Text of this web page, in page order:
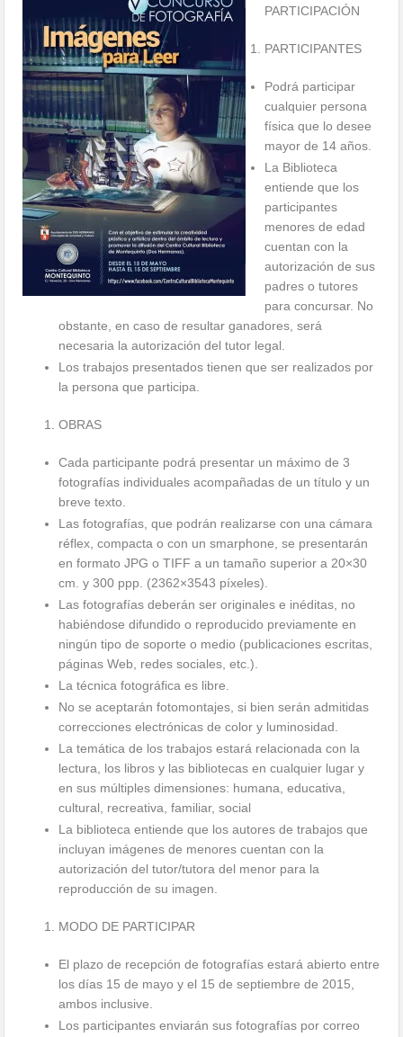
PARTICIPACIÓN
PARTICIPANTES
Podrá participar
cualquier persona
física que lo desee
mayor de 14 años.
La Biblioteca
entiende que los
participantes
menores de edad
cuentan con la
autorización de sus
padres o tutores
para concursar. No
obstante, en caso de resultar ganadores, será
necesaria la autorización del tutor legal.
Los trabajos presentados tienen que ser realizados por
la persona que participa.
OBRAS
Cada participante podrá presentar un máximo de 3
fotografías individuales acompañadas de un título y un
breve texto.
Las fotografías, que podrán realizarse con una cámara
réflex, compacta o con un smarphone, se presentarán
en formato JPG o TIFF a un tamaño superior a 20×30
cm. y 300 ppp. (2362×3543 píxeles).
Las fotografías deberán ser originales e inéditas, no
habiéndose difundido o reproducido previamente en
ningún tipo de soporte o medio (publicaciones escritas,
páginas Web, redes sociales, etc.).
La técnica fotográfica es libre.
No se aceptarán fotomontajes, si bien serán admitidas
correcciones electrónicas de color y luminosidad.
La temática de los trabajos estará relacionada con la
lectura, los libros y las bibliotecas en cualquier lugar y
en sus múltiples dimensiones: humana, educativa,
cultural, recreativa, familiar, social
La biblioteca entiende que los autores de trabajos que
incluyan imágenes de menores cuentan con la
autorización del tutor/tutora del menor para la
reproducción de su imagen.
MODO DE PARTICIPAR
El plazo de recepción de fotografías estará abierto entre
los días 15 de mayo y el 15 de septiembre de 2015,
ambos inclusive.
Los participantes enviarán sus fotografías por correo